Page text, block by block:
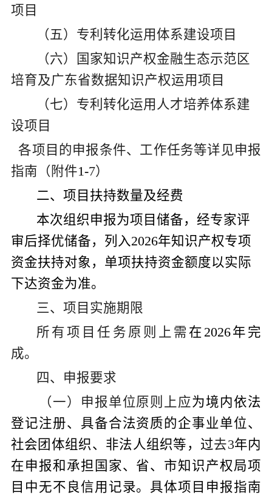
项目
（五）专利转化运用体系建设项目
（六）国家知识产权金融生态示范区
培育及广东省数据知识产权运用项目
（七）专利转化运用人才培养体系建
设项目
各项目的申报条件、工作任务等详见申报
指南（附件1-7）
二、项目扶持数量及经费
本次组织申报为项目储备，经专家评
审后择优储备，列入2026年知识产权专项
资金扶持对象，单项扶持资金额度以实际
下达资金为准。
三、项目实施期限
所有项目任务原则上需 在 2026年完
成。
四、申报要求
（一）申报单位原则上应为境内依法
登记注册、具备合法资质的企事业单位、
社会 团体组织、非法人组织等 ，过去3年内
在申报和承担国家、省、市知识产权局项
目中无不良信用记录。具体项目申报指南